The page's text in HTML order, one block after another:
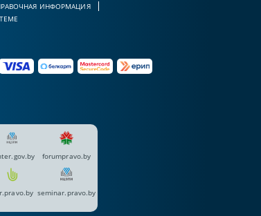
ИНФОРМАЦИЯ
forumpravo.by
seminar.pravo.by